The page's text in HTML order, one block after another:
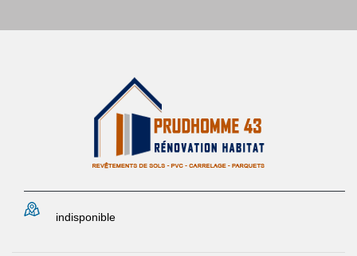
indisponible